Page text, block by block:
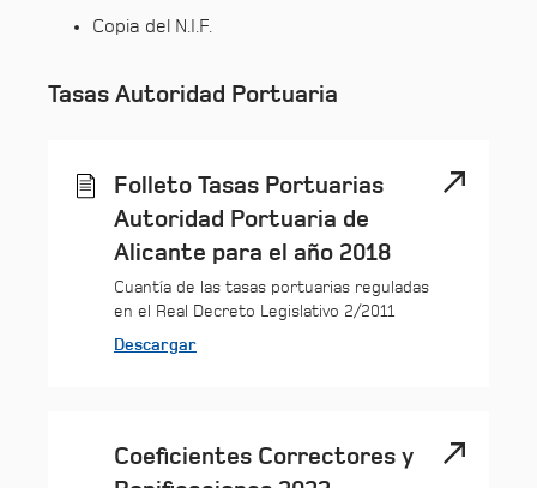
Copia del N.I.F.
Tasas Autoridad Portuaria
Folleto Tasas Portuarias
Autoridad Portuaria de
Alicante para el año 2018
Cuantía de las tasas portuarias reguladas
en el Real Decreto Legislativo 2/2011
Descargar
Coeficientes Correctores y